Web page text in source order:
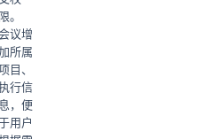
。
议增
所属
目、
行信
，便
用户